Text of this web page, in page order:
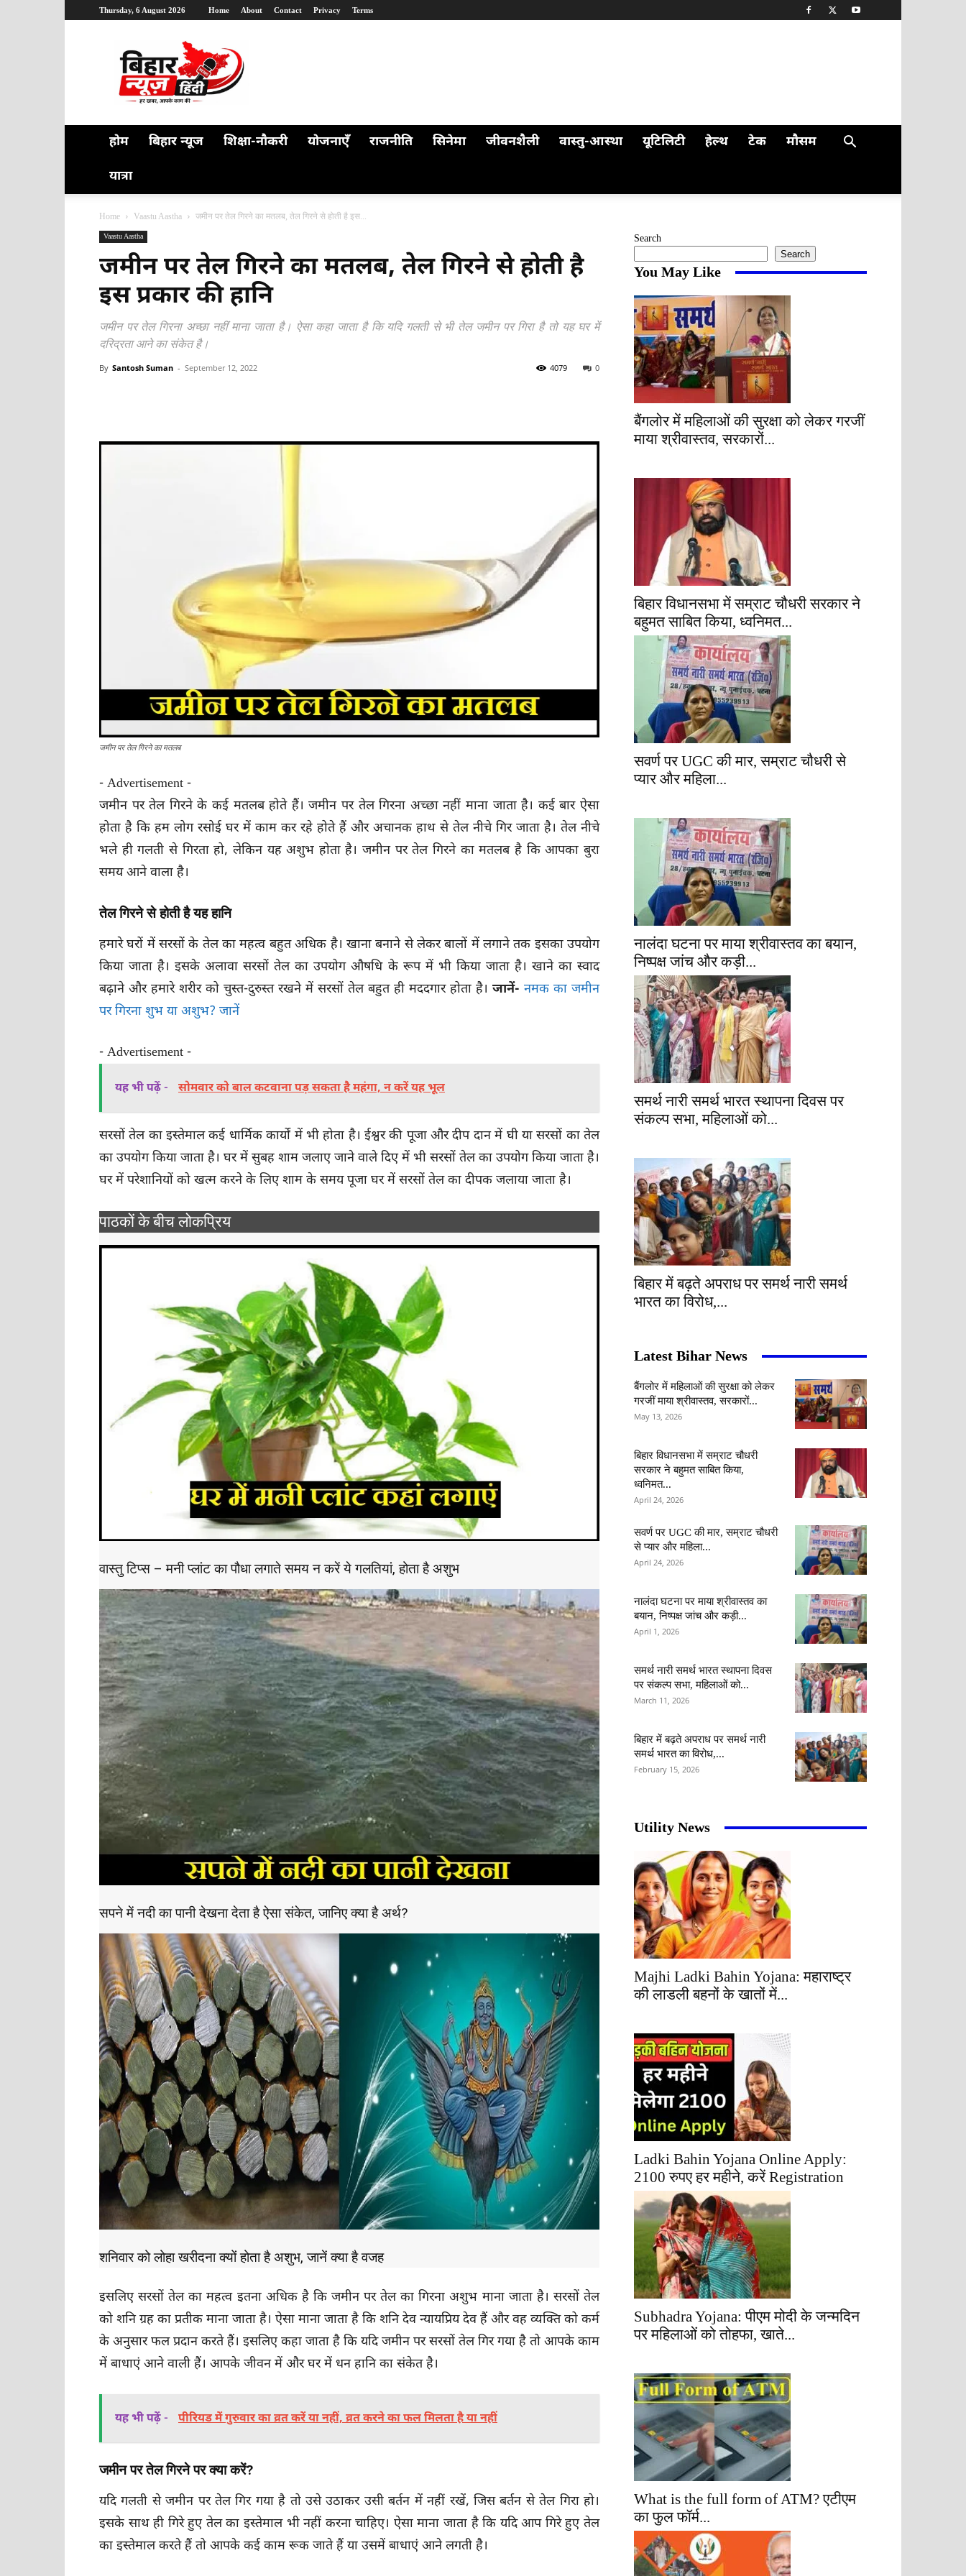
Thursday, 6 August 2026 Home About Contact Privacy Terms
Bihar
News
Hindi
होम बिहार न्यूज शिक्षा-नौकरी योजनाएँ राजनीति सिनेमा जीवनशैली वास्तु-आस्था यूटिलिटी हेल्थ टेक मौसम
यात्रा
Home Vaastu Aastha जमीन पर तेल गिरने का मतलब, तेल गिरने से होती है इस...
Vaastu Aastha
जमीन पर तेल गिरने का मतलब, तेल गिरने से होती है
इस प्रकार की हानि
जमीन पर तेल गिरना अच्छा नहीं माना जाता है। ऐसा कहा जाता है कि यदि गलती से भी तेल जमीन पर गिरा है तो यह घर में
दरिद्रता आने का संकेत है।
By Santosh Suman - September 12, 2022 0
4079
जमीन पर तेल गिरने का मतलब
- Advertisement -
जमीन पर तेल गिरने के कई मतलब होते हैं। जमीन पर तेल गिरना अच्छा नहीं माना जाता है। कई बार ऐसा
होता है कि हम लोग रसोई घर में काम कर रहे होते हैं और अचानक हाथ से तेल नीचे गिर जाता है। तेल नीचे
भले ही गलती से गिरता हो, लेकिन यह अशुभ होता है। जमीन पर तेल गिरने का मतलब है कि आपका बुरा
समय आने वाला है।
तेल गिरने से होती है यह हानि
हमारे घरों में सरसों के तेल का महत्व बहुत अधिक है। खाना बनाने से लेकर बालों में लगाने तक इसका उपयोग
किया जाता है। इसके अलावा सरसों तेल का उपयोग औषधि के रूप में भी किया जाता है। खाने का स्वाद
बढ़ाने और हमारे शरीर को चुस्त-दुरुस्त रखने में सरसों तेल बहुत ही मददगार होता है। जानें- नमक का जमीन
पर गिरना शुभ या अशुभ? जानें
- Advertisement -
यह भी पढ़ें - सोमवार को बाल कटवाना पड़ सकता है महंगा, न करें यह भूल
सरसों तेल का इस्तेमाल कई धार्मिक कार्यों में भी होता है। ईश्वर की पूजा और दीप दान में घी या सरसों का तेल
का उपयोग किया जाता है। घर में सुबह शाम जलाए जाने वाले दिए में भी सरसों तेल का उपयोग किया जाता है।
घर में परेशानियों को खत्म करने के लिए शाम के समय पूजा घर में सरसों तेल का दीपक जलाया जाता है।
पाठकों के बीच लोकप्रिय
वास्तु टिप्स – मनी प्लांट का पौधा लगाते समय न करें ये गलतियां, होता है अशुभ
सपने में नदी का पानी देखना देता है ऐसा संकेत, जानिए क्या है अर्थ?
शनिवार को लोहा खरीदना क्यों होता है अशुभ, जानें क्या है वजह
इसलिए सरसों तेल का महत्व इतना अधिक है कि जमीन पर तेल का गिरना अशुभ माना जाता है। सरसों तेल
को शनि ग्रह का प्रतीक माना जाता है। ऐसा माना जाता है कि शनि देव न्यायप्रिय देव हैं और वह व्यक्ति को कर्म
के अनुसार फल प्रदान करते हैं। इसलिए कहा जाता है कि यदि जमीन पर सरसों तेल गिर गया है तो आपके काम
में बाधाएं आने वाली हैं। आपके जीवन में और घर में धन हानि का संकेत है।
यह भी पढ़ें - पीरियड में गुरुवार का व्रत करें या नहीं, व्रत करने का फल मिलता है या नहीं
जमीन पर तेल गिरने पर क्या करें?
यदि गलती से जमीन पर तेल गिर गया है तो उसे उठाकर उसी बर्तन में नहीं रखें, जिस बर्तन से तेल गिरा हो।
इसके साथ ही गिरे हुए तेल का इस्तेमाल भी नहीं करना चाहिए। ऐसा माना जाता है कि यदि आप गिरे हुए तेल
का इस्तेमाल करते हैं तो आपके कई काम रूक जाते हैं या उसमें बाधाएं आने लगती है।
Search
Search
You May Like
बैंगलोर में महिलाओं की सुरक्षा को लेकर गरजीं
माया श्रीवास्तव, सरकारों...
बिहार विधानसभा में सम्राट चौधरी सरकार ने
बहुमत साबित किया, ध्वनिमत...
सवर्ण पर UGC की मार, सम्राट चौधरी से
प्यार और महिला...
नालंदा घटना पर माया श्रीवास्तव का बयान,
निष्पक्ष जांच और कड़ी...
समर्थ नारी समर्थ भारत स्थापना दिवस पर
संकल्प सभा, महिलाओं को...
बिहार में बढ़ते अपराध पर समर्थ नारी समर्थ
भारत का विरोध,...
Latest Bihar News
बैंगलोर में महिलाओं की सुरक्षा को लेकर
गरजीं माया श्रीवास्तव, सरकारों...
May 13, 2026
बिहार विधानसभा में सम्राट चौधरी
सरकार ने बहुमत साबित किया,
ध्वनिमत...
April 24, 2026
सवर्ण पर UGC की मार, सम्राट चौधरी
से प्यार और महिला...
April 24, 2026
नालंदा घटना पर माया श्रीवास्तव का
बयान, निष्पक्ष जांच और कड़ी...
April 1, 2026
समर्थ नारी समर्थ भारत स्थापना दिवस
पर संकल्प सभा, महिलाओं को...
March 11, 2026
बिहार में बढ़ते अपराध पर समर्थ नारी
समर्थ भारत का विरोध,...
February 15, 2026
Utility News
Majhi Ladki Bahin Yojana: महाराष्ट्र
की लाडली बहनों के खातों में...
Ladki Bahin Yojana Online Apply:
2100 रुपए हर महीने, करें Registration
Subhadra Yojana: पीएम मोदी के जन्मदिन
पर महिलाओं को तोहफा, खाते...
What is the full form of ATM? एटीएम
का फुल फॉर्म...